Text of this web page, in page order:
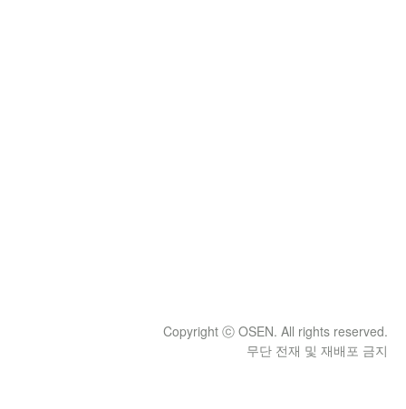
Copyright ⓒ OSEN. All rights reserved.
무단 전재 및 재배포 금지